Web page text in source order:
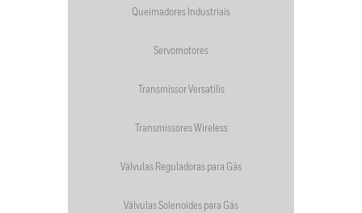
Queimadores Industriais
Servomotores
Transmissor Versatilis
Transmissores Wireless
Válvulas Reguladoras para Gás
Válvulas Solenoides para Gás